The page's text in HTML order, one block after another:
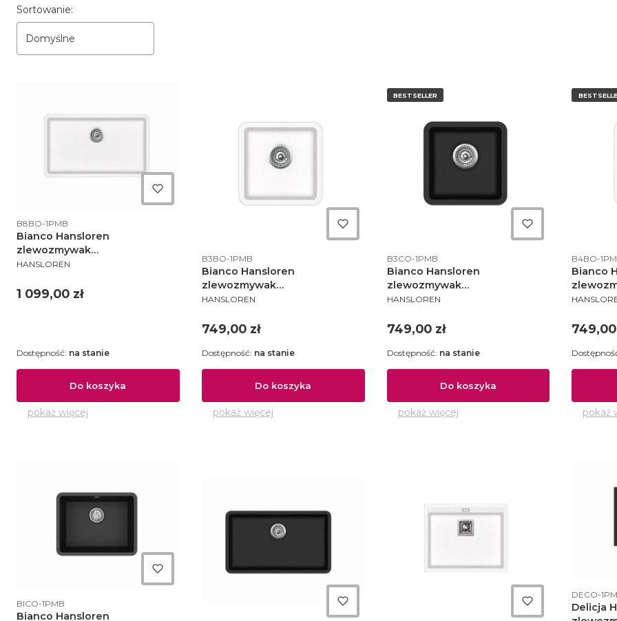
Lista produktów
Sortowanie:
Domyślne
Kod produktu
B8BO-1PMB
Bianco Hansloren
zlewozmywak
konglomeratowy podwieszany
PRODUCENT
HANSLOREN
Cena
1 099,00 zł
Do koszyka
Dostępność: na stanie
pokaż więcej
Kod produktu
B3BO-1PMB
Bianco Hansloren
zlewozmywak
konglomeratowy podwieszany
PRODUCENT
HANSLOREN
Cena
749,00 zł
Do koszyka
Dostępność: na stanie
pokaż więcej
BESTSELLER
Kod produktu
B3CO-1PMB
Bianco Hansloren
zlewozmywak
konglomeratowy podwieszany
PRODUCENT
HANSLOREN
Cena
749,00 zł
Do koszyka
Dostępność: na stanie
pokaż więcej
Kod
B4BO-
Bianco
Cena
749,00
pokaż
Kod produktu
BICO-1PMB
Bianco Hansloren
Kod
DECO-
Delicja